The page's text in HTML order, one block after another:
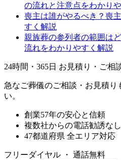
の流れと注意点をわかり
喪主は誰がやるべき？喪
すく解説
親族葬の参列者の範囲は
流れをわかりやすく解説
24時間・365日 お見積り・ご相
急なご葬儀のご相談・お見積り
い。
創業57年の安心と信頼
複数社からの電話勧誘なし
47都道府県 全エリア対応
フリーダイヤル ・ 通話無料